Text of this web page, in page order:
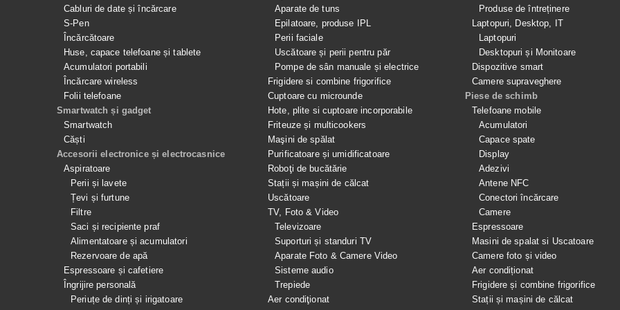
Cabluri de date și încărcare
S-Pen
Încărcătoare
Huse, capace telefoane și tablete
Acumulatori portabili
Încărcare wireless
Folii telefoane
Smartwatch și gadget
Smartwatch
Căști
Accesorii electronice și electrocasnice
Aspiratoare
Perii și lavete
Țevi și furtune
Filtre
Saci și recipiente praf
Alimentatoare și acumulatori
Rezervoare de apă
Espressoare și cafetiere
Îngrijire personală
Periuțe de dinți și irigatoare
Aparate de tuns
Epilatoare, produse IPL
Perii faciale
Uscătoare și perii pentru păr
Pompe de sân manuale și electrice
Frigidere si combine frigorifice
Cuptoare cu microunde
Hote, plite si cuptoare incorporabile
Friteuze și multicookers
Maşini de spălat
Purificatoare și umidificatoare
Roboţi de bucătărie
Stații și mașini de călcat
Uscătoare
TV, Foto & Video
Televizoare
Suporturi și standuri TV
Aparate Foto & Camere Video
Sisteme audio
Trepiede
Aer condiţionat
Produse de întreținere
Laptopuri, Desktop, IT
Laptopuri
Desktopuri și Monitoare
Dispozitive smart
Camere supraveghere
Piese de schimb
Telefoane mobile
Acumulatori
Capace spate
Display
Adezivi
Antene NFC
Conectori încărcare
Camere
Espressoare
Masini de spalat si Uscatoare
Camere foto și video
Aer condiționat
Frigidere și combine frigorifice
Stații și mașini de călcat